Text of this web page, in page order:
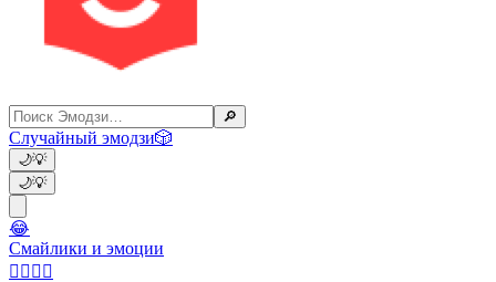
🔎
Случайный эмодзи🎲
🌙💡
🌙💡
😂
Смайлики и эмоции
👩‍❤️‍💋‍👨